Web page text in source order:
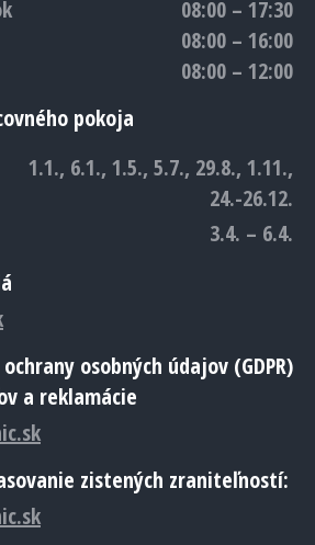
08:00 – 17:30
08:00 – 16:00
08:00 – 12:00
pokoja
1.1., 6.1., 1.5., 5.7., 29.8., 1.11.,
24.-26.12.
3.4. – 6.4.
osobných údajov (GDPR)
a reklamácie
zistených zraniteľností: